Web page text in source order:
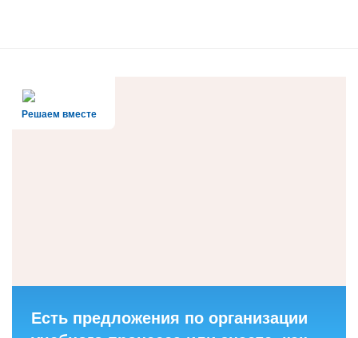
Решаем вместе
Есть предложения по организации